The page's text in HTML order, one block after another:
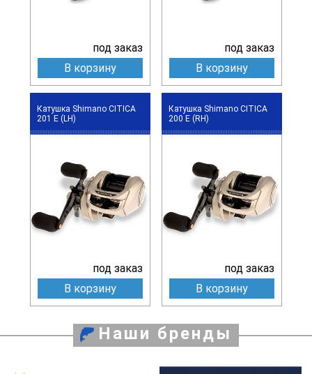
под заказ
В корзину
под заказ
В корзину
Катушка Shimano CITICA
201 E (LH)
под заказ
В корзину
Катушка Shimano CITICA
200 E (RH)
под заказ
В корзину
Наши бренды